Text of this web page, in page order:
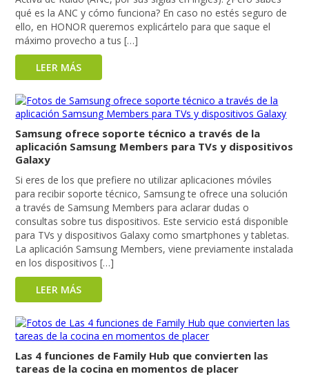
qué es la ANC y cómo funciona? En caso no estés seguro de
ello, en HONOR queremos explicártelo para que saque el
máximo provecho a tus […]
LEER MÁS
Samsung ofrece soporte técnico a través de la
aplicación Samsung Members para TVs y dispositivos
Galaxy
Si eres de los que prefiere no utilizar aplicaciones móviles
para recibir soporte técnico, Samsung te ofrece una solución
a través de Samsung Members para aclarar dudas o
consultas sobre tus dispositivos. Este servicio está disponible
para TVs y dispositivos Galaxy como smartphones y tabletas.
La aplicación Samsung Members, viene previamente instalada
en los dispositivos […]
LEER MÁS
Las 4 funciones de Family Hub que convierten las
tareas de la cocina en momentos de placer